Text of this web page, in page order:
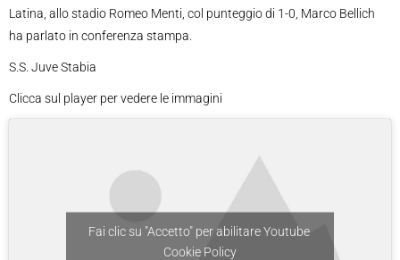
Latina, allo stadio Romeo Menti, col punteggio di 1-0, Marco Bellich
ha parlato in conferenza stampa.
S.S. Juve Stabia
Clicca sul player per vedere le immagini
Fai clic su "Accetto" per abilitare Youtube
Cookie Policy